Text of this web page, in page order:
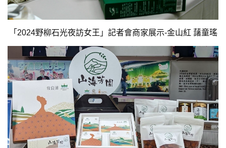
「2024野柳石光夜訪女王」記者會商家展示-金山紅 藷童瑤